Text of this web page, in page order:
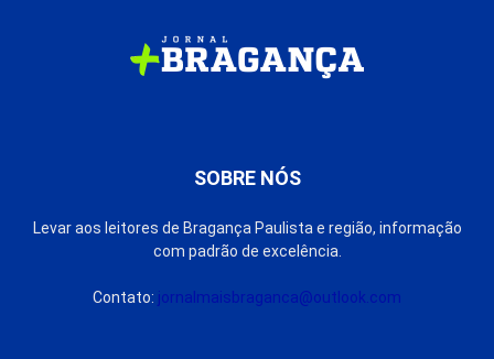
SOBRE NÓS
Levar aos leitores de Bragança Paulista e região, informação
com padrão de excelência.
Contato: jornalmaisbraganca@outlook.com